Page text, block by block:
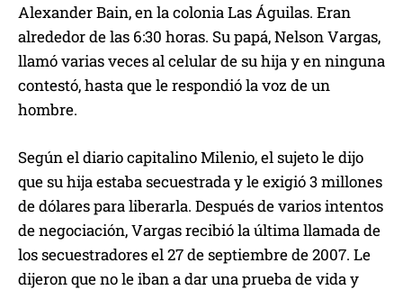
Alexander Bain, en la colonia Las Águilas. Eran
alrededor de las 6:30 horas. Su papá, Nelson Vargas,
llamó varias veces al celular de su hija y en ninguna
contestó, hasta que le respondió la voz de un
hombre.
Según el diario capitalino Milenio, el sujeto le dijo
que su hija estaba secuestrada y le exigió 3 millones
de dólares para liberarla. Después de varios intentos
de negociación, Vargas recibió la última llamada de
los secuestradores el 27 de septiembre de 2007. Le
dijeron que no le iban a dar una prueba de vida y